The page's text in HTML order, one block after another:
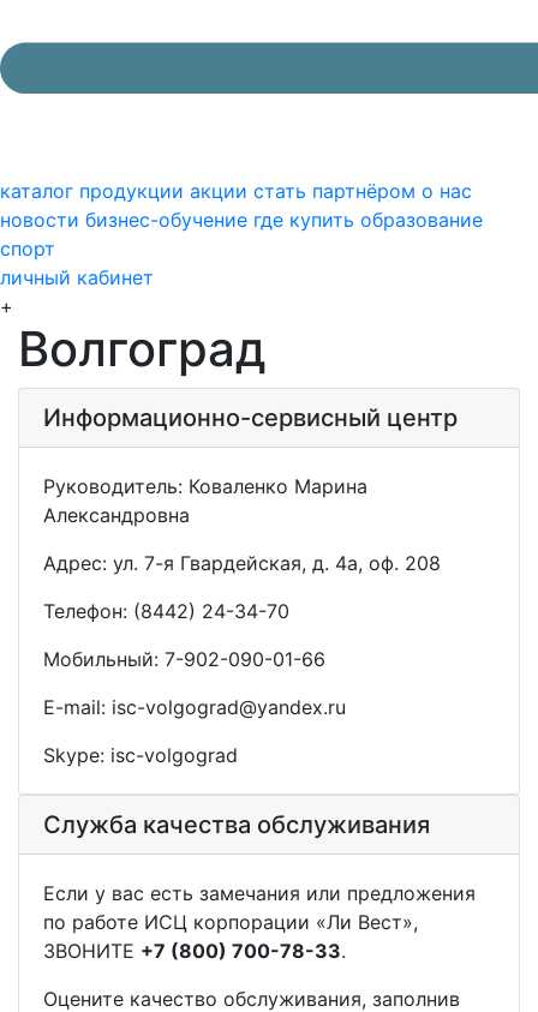
каталог продукции акции стать партнёром о нас
новости бизнес-обучение где купить образование
спорт
личный кабинет
+
Волгоград
Информационно-сервисный центр
Руководитель: Коваленко Марина
Александровна
Адрес: ул. 7-я Гвардейская, д. 4а, оф. 208
Телефон: (8442) 24-34-70
Мобильный: 7-902-090-01-66
E-mail: isc-volgograd@yandex.ru
Skype: isc-volgograd
Служба качества обслуживания
Если у вас есть замечания или предложения
по работе ИСЦ корпорации «Ли Вест»,
ЗВОНИТЕ +7 (800) 700-78-33.
Оцените качество обслуживания, заполнив